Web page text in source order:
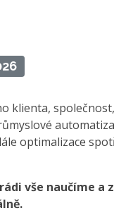
klienta,
optimalizace
vše naučíme